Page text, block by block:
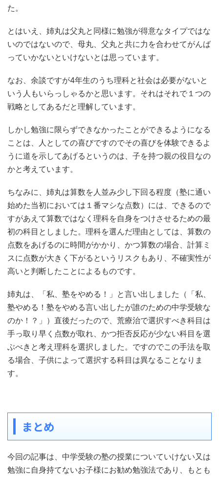
た。
とはいえ、姉丸は父丸と同様に勉強が得意なタイプではな
いのではないので、母丸、父丸と共に力を合わせてがんば
っていかないといけないとは思っています。
なお、余談ですが4年生のうち理科と社会は必要がないと
いう人もいらっしゃるかと思います。それはそれで１つの
戦略としてあるだと理解しています。
しかし勉強に限らずできなかったことができるようになる
ことは、人としての喜びですのでその喜びを体験できるよ
うに道を示してあげるというのは、子を持つ親の役目なの
かと考えています。
ちなみに、姉丸は算数を人並み少し下回る程度（塾に通い
始めた当初においては１番マシな点数）には、できるので
すがあえて算数ではなく理科を自身をつけさせるための最
初の科目としました。理科を選んだ理由としては、算数の
点数をあげるのに時間がかかり、かつ算数の場合、計算ミ
スに点数が大きく下がるというリスクもあり、不確実性が
高いと判断したことによるものです。
姉丸は、「私、塾をやめる！」と言い出しました（「私、
塾やめる！塾をやめる言い出したが誰のための中学受験な
のか！？」）直後だったので、荒療治で選択すべき科目は
手っ取り早く点数が取れ、かつ拒否反応が少ない科目を選
ぶべきと考え理科を選択しました。ですのでこの手法を取
る場合、子供によって選択する科目は異なることなりま
す。
まとめ
今回の記事は、中学受験の塾の授業についていけない又は
勉強に自身持てないお子様にお勧め勉強法であり、もとも